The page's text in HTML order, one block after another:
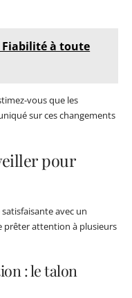
Fiabilité à toute
vous que les
sur ces changements
pour
avec un
prêter attention à plusieurs
: le talon